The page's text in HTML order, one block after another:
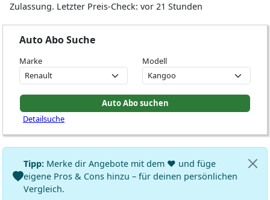
Zulassung. Letzter Preis-Check: vor 21 Stunden
Auto Abo Suche
Marke Modell
Detailsuche
Tipp: Merke dir Angebote mit dem ♥ und füge
eigene Pros & Cons hinzu – für deinen persönlichen
Vergleich.